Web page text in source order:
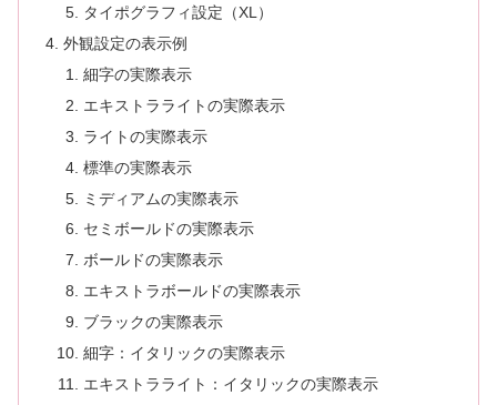
タイポグラフィ設定（XL）
外観設定の表示例
細字の実際表示
エキストラライトの実際表示
ライトの実際表示
標準の実際表示
ミディアムの実際表示
セミボールドの実際表示
ボールドの実際表示
エキストラボールドの実際表示
ブラックの実際表示
細字：イタリックの実際表示
エキストラライト：イタリックの実際表示